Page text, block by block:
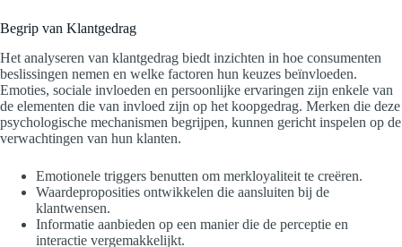
Begrip van Klantgedrag
Het analyseren van klantgedrag biedt inzichten in hoe consumenten
beslissingen nemen en welke factoren hun keuzes beïnvloeden.
Emoties, sociale invloeden en persoonlijke ervaringen zijn enkele van
de elementen die van invloed zijn op het koopgedrag. Merken die deze
psychologische mechanismen begrijpen, kunnen gericht inspelen op de
verwachtingen van hun klanten.
Emotionele triggers benutten om merkloyaliteit te creëren.
Waardeproposities ontwikkelen die aansluiten bij de
klantwensen.
Informatie aanbieden op een manier die de perceptie en
interactie vergemakkelijkt.